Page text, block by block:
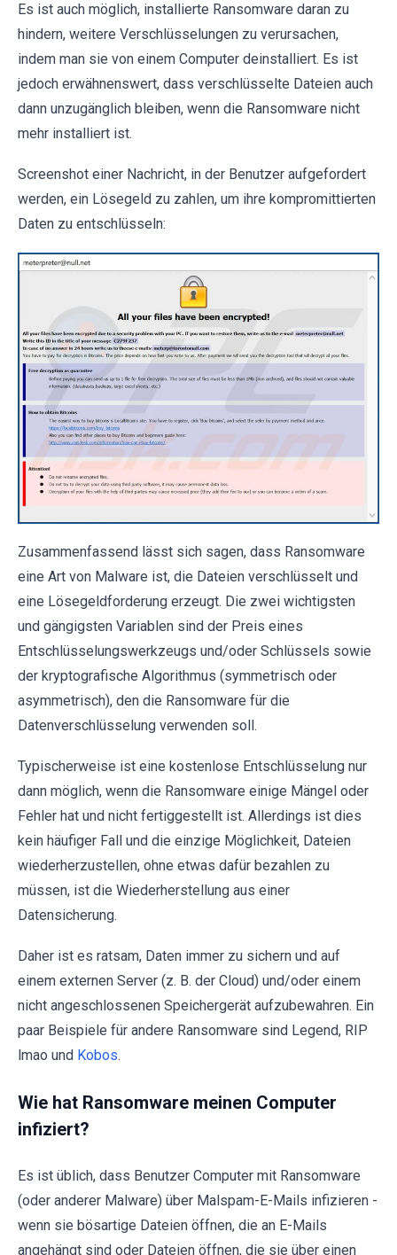
Es ist auch möglich, installierte Ransomware daran zu
hindern, weitere Verschlüsselungen zu verursachen,
indem man sie von einem Computer deinstalliert. Es ist
jedoch erwähnenswert, dass verschlüsselte Dateien auch
dann unzugänglich bleiben, wenn die Ransomware nicht
mehr installiert ist.
Screenshot einer Nachricht, in der Benutzer aufgefordert
werden, ein Lösegeld zu zahlen, um ihre kompromittierten
Daten zu entschlüsseln:
Zusammenfassend lässt sich sagen, dass Ransomware
eine Art von Malware ist, die Dateien verschlüsselt und
eine Lösegeldforderung erzeugt. Die zwei wichtigsten
und gängigsten Variablen sind der Preis eines
Entschlüsselungswerkzeugs und/oder Schlüssels sowie
der kryptografische Algorithmus (symmetrisch oder
asymmetrisch), den die Ransomware für die
Datenverschlüsselung verwenden soll.
Typischerweise ist eine kostenlose Entschlüsselung nur
dann möglich, wenn die Ransomware einige Mängel oder
Fehler hat und nicht fertiggestellt ist. Allerdings ist dies
kein häufiger Fall und die einzige Möglichkeit, Dateien
wiederherzustellen, ohne etwas dafür bezahlen zu
müssen, ist die Wiederherstellung aus einer
Datensicherung.
Daher ist es ratsam, Daten immer zu sichern und auf
einem externen Server (z. B. der Cloud) und/oder einem
nicht angeschlossenen Speichergerät aufzubewahren. Ein
paar Beispiele für andere Ransomware sind Legend, RIP
lmao und Kobos.
Wie hat Ransomware meinen Computer
infiziert?
Es ist üblich, dass Benutzer Computer mit Ransomware
(oder anderer Malware) über Malspam-E-Mails infizieren -
wenn sie bösartige Dateien öffnen, die an E-Mails
angehängt sind oder Dateien öffnen, die sie über einen